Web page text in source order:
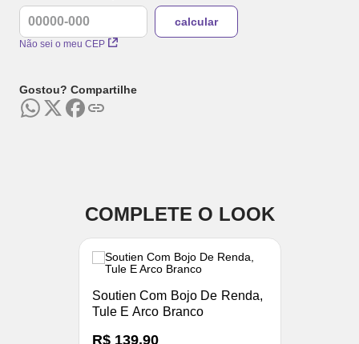
Não sei o meu CEP
Gostou? Compartilhe
COMPLETE O LOOK
Soutien Com Bojo De Renda,
Tule E Arco Branco
R$ 139,90